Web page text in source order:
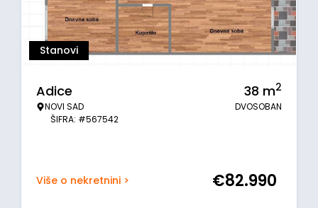
Stanovi
Adice
NOVI SAD
ŠIFRA: #567542
38 m2
DVOSOBAN
Više o nekretnini > €82.990